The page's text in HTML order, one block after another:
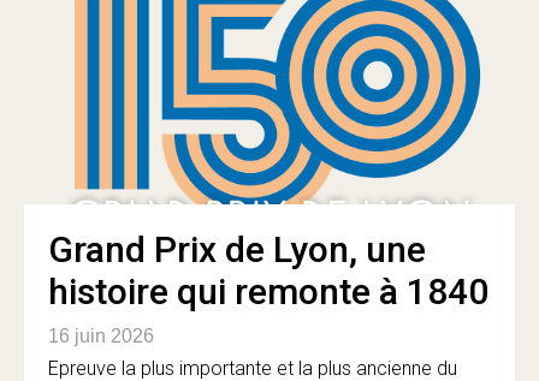
Grand Prix de Lyon, une
histoire qui remonte à 1840
16 juin 2026
Epreuve la plus importante et la plus ancienne du